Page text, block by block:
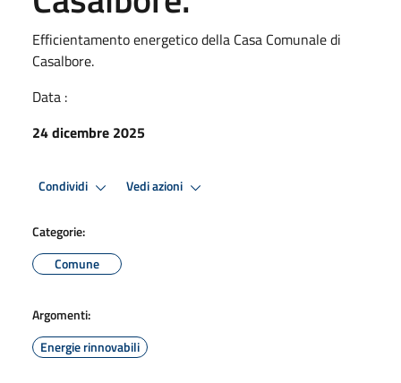
Efficientamento energetico della Casa Comunale di
Casalbore.
Data :
24 dicembre 2025
Condividi Vedi azioni
Categorie:
Comune
Argomenti:
Energie rinnovabili